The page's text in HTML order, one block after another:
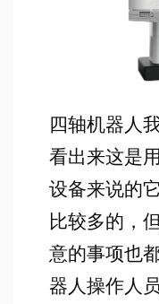
四轴机器人
看出来这是
设备来说的
比较多的，
意的事项也
器人操作人